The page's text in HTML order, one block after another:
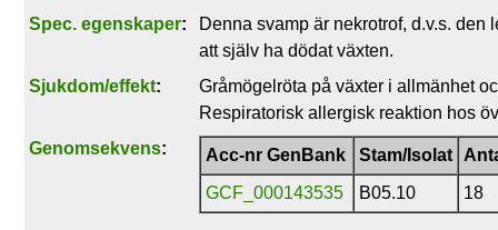
Spec. egenskaper:
Denna svamp är nekrotrof, d.v.s. den
att själv ha dödat växten.
Sjukdom/effekt:
Gråmögelröta på växter i allmänhet
Respiratorisk allergisk reaktion hos
Genomsekvens: Acc-nr GenBank Stam/Isolat
GCF_000143535
B05.10 18